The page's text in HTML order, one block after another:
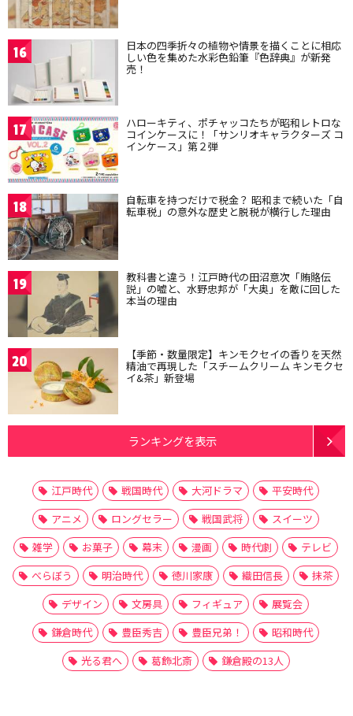
16 日本の四季折々の植物や情景を描くことに相応
しい色を集めた水彩色鉛筆『色辞典』が新発
売！
17 ハローキティ、ポチャッコたちが昭和レトロな
コインケースに！「サンリオキャラクターズ コ
インケース」第２弾
18 自転車を持つだけで税金？ 昭和まで続いた「自
転車税」の意外な歴史と脱税が横行した理由
19 教科書と違う！江戸時代の田沼意次「賄賂伝
説」の嘘と、水野忠邦が「大奥」を敵に回した
本当の理由
20 【季節・数量限定】キンモクセイの香りを天然
精油で再現した「スチームクリーム キンモクセ
イ&茶」新登場
ランキングを表示
江戸時代 戦国時代 大河ドラマ
平安時代
アニメ
ロングセラー 戦国武将
スイーツ
雑学
お菓子 幕末 漫画 時代劇
テレビ
べらぼう
明治時代 徳川家康 織田信長
抹茶
デザイン
文房具 フィギュア
展覧会
鎌倉時代
豊臣秀吉 豊臣兄弟！
昭和時代
光る君へ
葛飾北斎 鎌倉殿の13人